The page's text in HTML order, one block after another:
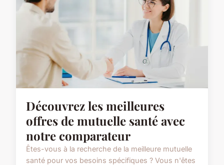
Découvrez les meilleures
offres de mutuelle santé avec
notre comparateur
Êtes-vous à la recherche de la meilleure mutuelle
santé pour vos besoins spécifiques ? Vous n'êtes